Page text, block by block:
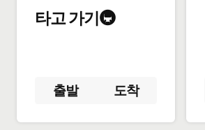
타고 가기🚇
출발 도착